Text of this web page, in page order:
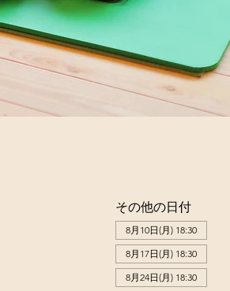
その他の日付
8月10日(月) 18:30
8月17日(月) 18:30
8月24日(月) 18:30